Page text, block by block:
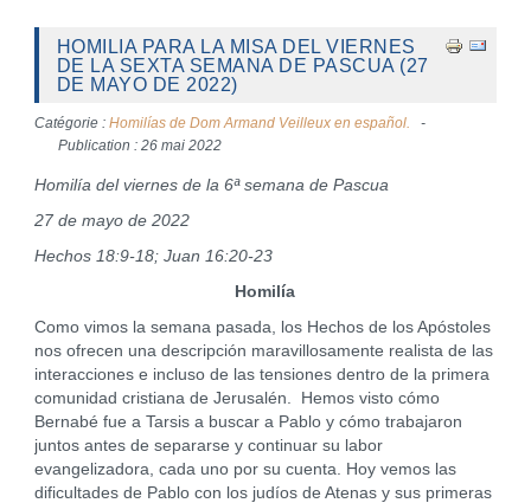
HOMILIA PARA LA MISA DEL VIERNES
DE LA SEXTA SEMANA DE PASCUA (27
DE MAYO DE 2022)
Catégorie : Homilías de Dom Armand Veilleux en español.
Publication : 26 mai 2022
Homilía del viernes de la 6ª semana de Pascua
27 de mayo de 2022
Hechos 18:9-18; Juan 16:20-23
Homilía
Como vimos la semana pasada, los Hechos de los Apóstoles
nos ofrecen una descripción maravillosamente realista de las
interacciones e incluso de las tensiones dentro de la primera
comunidad cristiana de Jerusalén. Hemos visto cómo
Bernabé fue a Tarsis a buscar a Pablo y cómo trabajaron
juntos antes de separarse y continuar su labor
evangelizadora, cada uno por su cuenta. Hoy vemos las
dificultades de Pablo con los judíos de Atenas y sus primeras